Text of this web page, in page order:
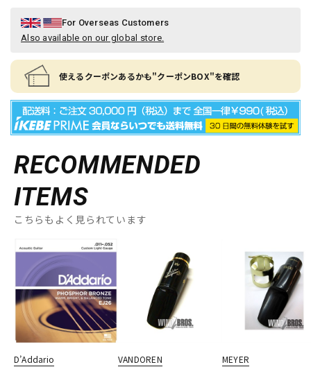
For Overseas Customers
Also available on our global store.
使えるクーポンあるかも"クーポンBOX"を確認
RECOMMENDED
ITEMS
こちらもよく見られています
D’Addario
VANDOREN
MEYER